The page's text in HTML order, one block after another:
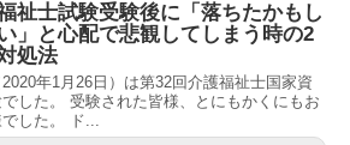
祉士試験受験後に「落ちたかもし
」と心配で悲観してしまう時の2
処法
年1月26日）は第32回介護福祉士国家資
した。 受験された皆様、とにもかくにもお
した。 ド...